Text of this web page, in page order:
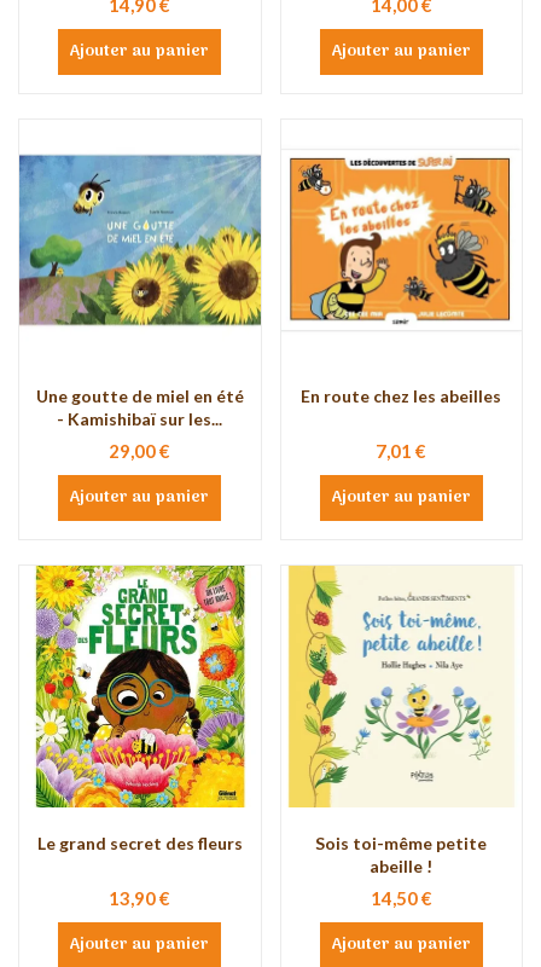
14,90 €
Ajouter au panier
14,00 €
Ajouter au panier
Une goutte de miel en été
- Kamishibaï sur les...
29,00 €
Ajouter au panier
En route chez les abeilles
7,01 €
Ajouter au panier
Le grand secret des fleurs
13,90 €
Ajouter au panier
Sois toi-même petite
abeille !
14,50 €
Ajouter au panier